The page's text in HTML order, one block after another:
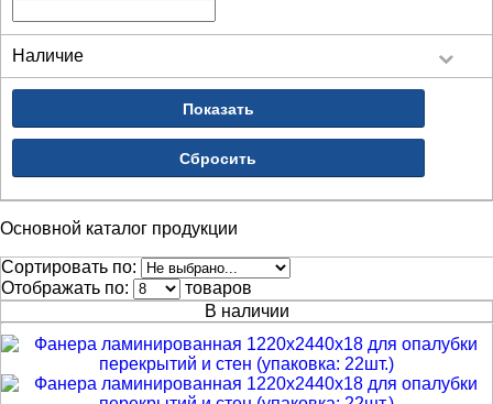
ФИЛЬТР ТОВАРОВ
Наличие
Основной каталог продукции
Сортировать по:
Отображать по:
товаров
В наличии